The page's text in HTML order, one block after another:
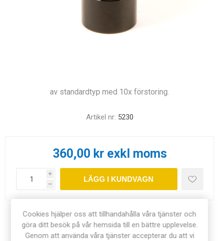
av standardtyp med 10x förstoring.
Artikel nr: 5230
360,00 kr exkl moms
i
h
LÄGG I KUNDVAGN
Dela:
Cookies hjälper oss att tillhandahålla våra tjänster och
göra ditt besök på vår hemsida till en bättre upplevelse.
Genom att använda våra tjänster accepterar du att vi